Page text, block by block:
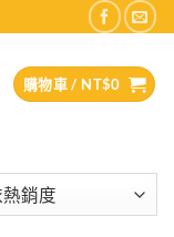
購物車 / NT$0